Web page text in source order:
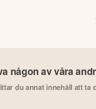
någon av våra
du annat innehåll att ta